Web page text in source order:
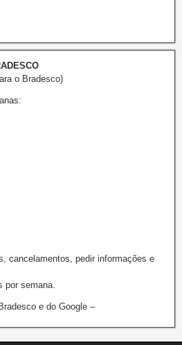
o Bradesco)
cancelamentos, pedir informações e
por semana.
e do Google –